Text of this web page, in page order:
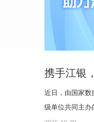
近日，由国家数
级单位共同主办